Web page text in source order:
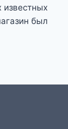
известных
был